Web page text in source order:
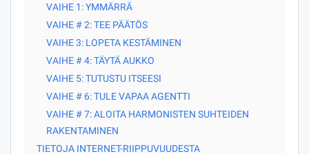
VAIHE 1: YMMÄRRÄ
VAIHE # 2: TEE PÄÄTÖS
VAIHE 3: LOPETA KESTÄMINEN
VAIHE # 4: TÄYTÄ AUKKO
VAIHE 5: TUTUSTU ITSEESI
VAIHE # 6: TULE VAPAA AGENTTI
VAIHE # 7: ALOITA HARMONISTEN SUHTEIDEN
RAKENTAMINEN
TIETOJA INTERNET-RIIPPUVUUDESTA